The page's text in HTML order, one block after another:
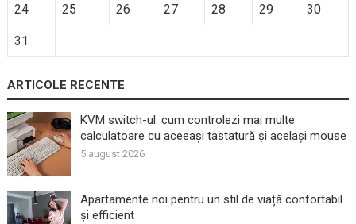
24 25 26 27 28 29 30
31
ARTICOLE RECENTE
KVM switch-ul: cum controlezi mai multe
calculatoare cu aceeași tastatură și același mouse
5 august 2026
Apartamente noi pentru un stil de viață confortabil
și efficient